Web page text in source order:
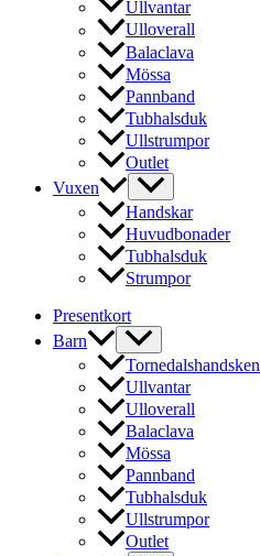
kan
väljas
på
produktsidan
Ullvantar
Ulloverall
Balaclava
Mössa
Pannband
Tubhalsduk
Ullstrumpor
Outlet
Vuxen
Handskar
Huvudbonader
Tubhalsduk
Strumpor
Presentkort
Barn
Tornedalshandsken
Ullvantar
Ulloverall
Balaclava
Mössa
Pannband
Tubhalsduk
Ullstrumpor
Outlet